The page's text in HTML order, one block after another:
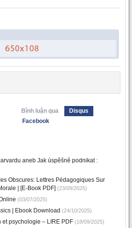
Bình luận qua
Disqus
Facebook
aneb Jak úspěšně podnikat :
Obscures: Lettres Pédagogiques Sur
| [E-Book PDF] (23/09/2025)
(03/07/2025)
| Ebook Download (24/10/2025)
et psychologie – LIRE PDF (18/09/2025)